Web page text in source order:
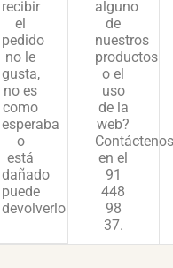
recibir
el
pedido
no le
gusta,
no es
como
esperaba
o
está
dañado
puede
devolverlo.
alguno
de
nuestros
productos
o el
uso
de la
web?
Contáctenos
en el
91
448
98
37.